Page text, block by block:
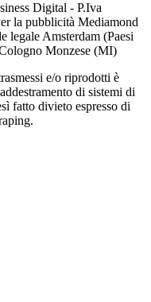
Digital - P.Iva
la pubblicità Mediamond
legale Amsterdam (Paesi
Monzese (MI)
e/o riprodotti è
di sistemi di
fatto divieto espresso di